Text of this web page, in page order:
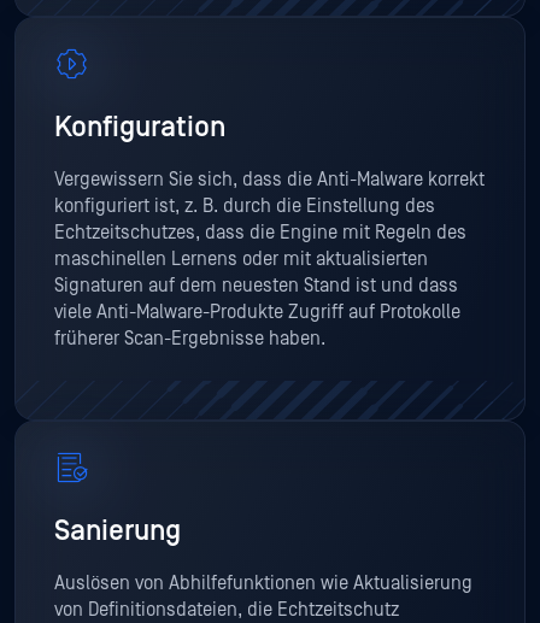
Konfiguration
Vergewissern Sie sich, dass die Anti-Malware korrekt
konfiguriert ist, z. B. durch die Einstellung des
Echtzeitschutzes, dass die Engine mit Regeln des
maschinellen Lernens oder mit aktualisierten
Signaturen auf dem neuesten Stand ist und dass
viele Anti-Malware-Produkte Zugriff auf Protokolle
früherer Scan-Ergebnisse haben.
Sanierung
Auslösen von Abhilfefunktionen wie Aktualisierung
von Definitionsdateien, die Echtzeitschutz